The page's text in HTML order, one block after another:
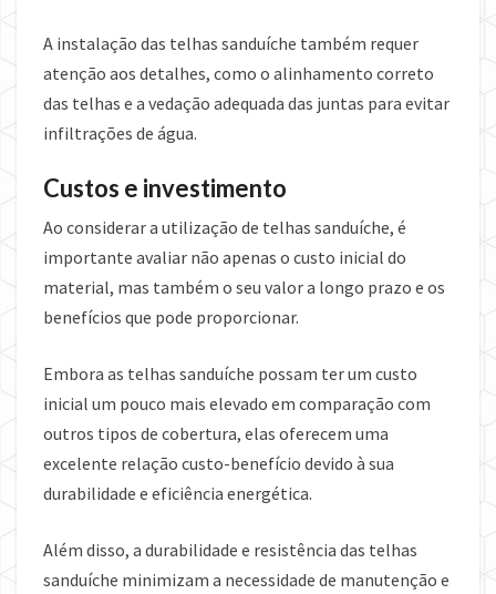
A instalação das telhas sanduíche também requer
atenção aos detalhes, como o alinhamento correto
das telhas e a vedação adequada das juntas para evitar
infiltrações de água.
Custos e investimento
Ao considerar a utilização de telhas sanduíche, é
importante avaliar não apenas o custo inicial do
material, mas também o seu valor a longo prazo e os
benefícios que pode proporcionar.
Embora as telhas sanduíche possam ter um custo
inicial um pouco mais elevado em comparação com
outros tipos de cobertura, elas oferecem uma
excelente relação custo-benefício devido à sua
durabilidade e eficiência energética.
Além disso, a durabilidade e resistência das telhas
sanduíche minimizam a necessidade de manutenção e